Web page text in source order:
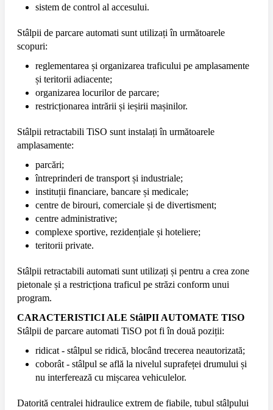
sistem de control al accesului.
Stâlpii de parcare automati sunt utilizați în următoarele
scopuri:
reglementarea și organizarea traficului pe amplasamente
și teritorii adiacente;
organizarea locurilor de parcare;
restricționarea intrării și ieșirii mașinilor.
Stâlpii retractabili TiSO sunt instalați în următoarele
amplasamente:
parcări;
întreprinderi de transport și industriale;
instituții financiare, bancare și medicale;
centre de birouri, comerciale și de divertisment;
centre administrative;
complexe sportive, rezidențiale și hoteliere;
teritorii private.
Stâlpii retractabili automati sunt utilizați și pentru a crea zone
pietonale și a restricționa traficul pe străzi conform unui
program.
CARACTERISTICI ALE StâlPII AUTOMATE TISO
Stâlpii de parcare automati TiSO pot fi în două poziții:
ridicat - stâlpul se ridică, blocând trecerea neautorizată;
coborât - stâlpul se află la nivelul suprafeței drumului și
nu interferează cu mișcarea vehiculelor.
Datorită centralei hidraulice extrem de fiabile, tubul stâlpului